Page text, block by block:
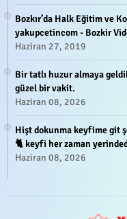
Bozkır’da Halk Eğitim ve
yakupcetincom - Bozkir
Haziran 27, 2019
Bir tatlı huzur almaya
güzel bir vakit.
Haziran 08, 2026
Hişt dokunma keyfime git
🐈 keyfi her zaman
Haziran 08, 2026